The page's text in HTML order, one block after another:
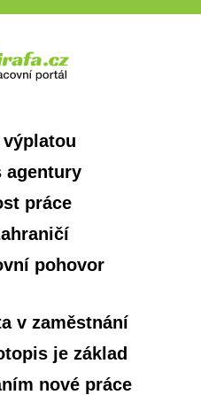
agentury
práce
pohovor
v zaměstnání
je základ
nové práce